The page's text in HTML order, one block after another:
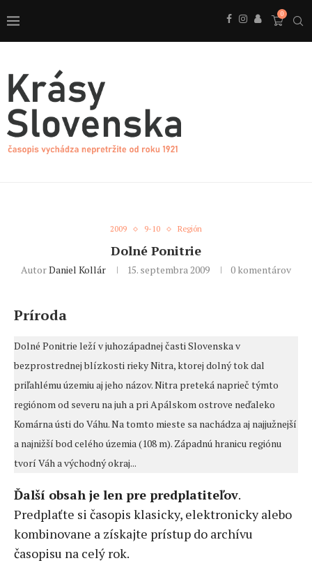
0
2009 9-10 Región
Dolné Ponitrie
AutorDaniel Kollár 15. septembra 2009 0 komentárov
Príroda
Dolné Ponitrie leží v juhozápadnej časti Slovenska v
bezprostrednej blízkosti rieky Nitra, ktorej dolný tok dal
priľahlému územiu aj jeho názov. Nitra preteká naprieč týmto
regiónom od severu na juh a pri Apálskom ostrove neďaleko
Komárna ústi do Váhu. Na tomto mieste sa nachádza aj najjužnejší
a najnižší bod celého územia (108 m). Západnú hranicu regiónu
tvorí Váh a východný okraj...
Ďalší obsah je len pre predplatiteľov.
Predplaťte si časopis klasicky, elektronicky alebo
kombinovane a získajte prístup do archívu
časopisu na celý rok.